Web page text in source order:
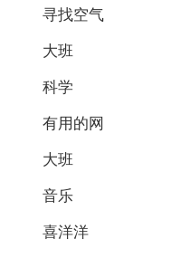
寻找空气
大班
科学
有用的网
大班
音乐
喜洋洋